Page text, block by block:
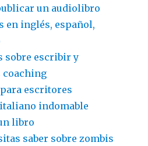
un audiolibro
en inglés, español,
sobre escribir y
coaching
escritores
indomable
libro
saber sobre zombis